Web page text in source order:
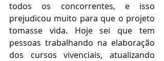
todos os concorrentes, e isso
prejudicou muito para que o projeto
tomasse vida. Hoje sei que tem
pessoas trabalhando na elaboração
dos cursos vivenciais, atualizando